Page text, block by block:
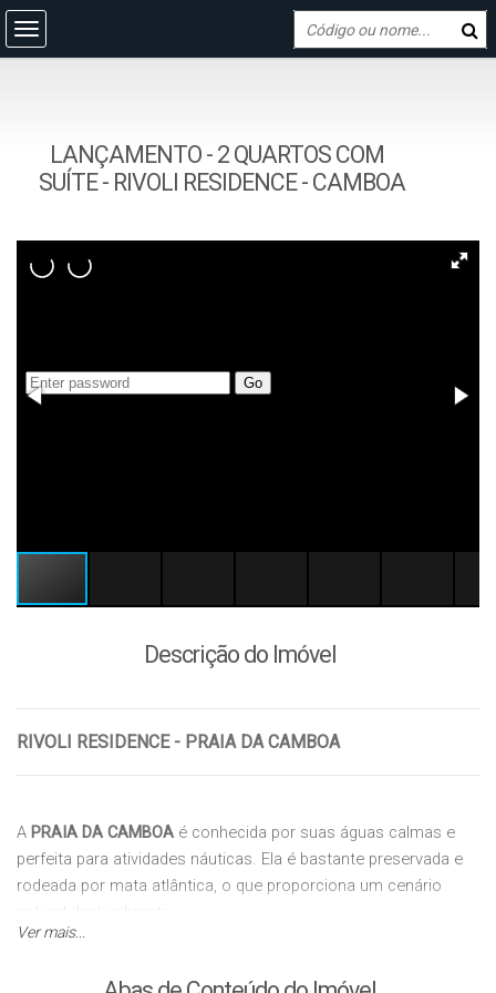
LANÇAMENTO - 2 QUARTOS COM
SUÍTE - RIVOLI RESIDENCE - CAMBOA
Descrição do Imóvel
RIVOLI RESIDENCE - PRAIA DA CAMBOA
A PRAIA DA CAMBOA é conhecida por suas águas calmas e
perfeita para atividades náuticas. Ela é bastante preservada e
rodeada por mata atlântica, o que proporciona um cenário
natural deslumbrante.
Ver mais...